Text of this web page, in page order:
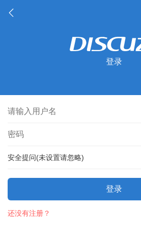
登录
安全提问(未设置请忽略)
登录
还没有注册？